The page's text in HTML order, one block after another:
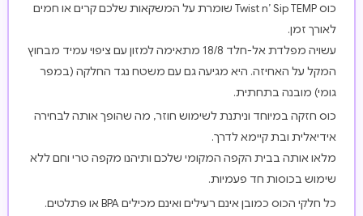
כוס Twist n’ Sip TEMP שומרת על המשקאות שלכם קרים או חמים
לאורך זמן.
עשויה מפלדת אל-חלד 18/8 מתאימה למזון עם ציפוי עמיד מבחוץ
המקל על האחיזה. היא מגיעה גם עם משטח נגד החלקה (במפר
גומי) מובנה בתחתית.
כוס חזקה במיוחד וניתנת לשימוש חוזר, מה שהופך אותה לבחירה
אידיאלית ובת קיימא לדרך.
מלאו אותה בבית הקפה המקומי שלכם ותיהנו מקפה טרי וחם ללא
שימוש בכוסות חד פעמיות.
כל חלקי הכוס כמובן אינם רעילים ואינם מכילים BPA או פתלטים.